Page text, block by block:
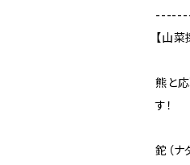
【山
熊と
す！
鉈（